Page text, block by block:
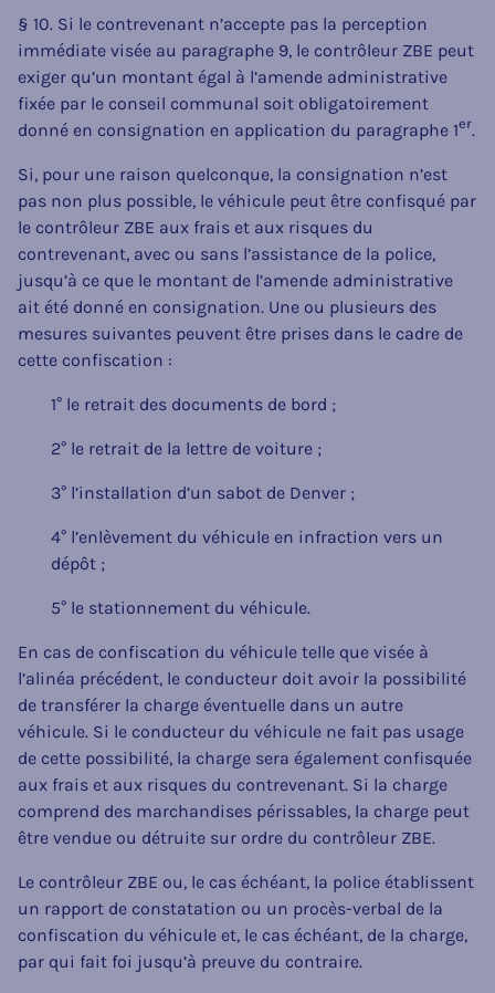
§ 10. Si le contrevenant n’accepte pas la perception
immédiate visée au paragraphe 9, le contrôleur ZBE peut
exiger qu’un montant égal à l’amende administrative
fixée par le conseil communal soit obligatoirement
donné en consignation en application du paragraphe 1er.
Si, pour une raison quelconque, la consignation n’est
pas non plus possible, le véhicule peut être confisqué par
le contrôleur ZBE aux frais et aux risques du
contrevenant, avec ou sans l’assistance de la police,
jusqu’à ce que le montant de l’amende administrative
ait été donné en consignation. Une ou plusieurs des
mesures suivantes peuvent être prises dans le cadre de
cette confiscation :
1° le retrait des documents de bord ;
2° le retrait de la lettre de voiture ;
3° l’installation d’un sabot de Denver ;
4° l’enlèvement du véhicule en infraction vers un
dépôt ;
5° le stationnement du véhicule.
En cas de confiscation du véhicule telle que visée à
l’alinéa précédent, le conducteur doit avoir la possibilité
de transférer la charge éventuelle dans un autre
véhicule. Si le conducteur du véhicule ne fait pas usage
de cette possibilité, la charge sera également confisquée
aux frais et aux risques du contrevenant. Si la charge
comprend des marchandises périssables, la charge peut
être vendue ou détruite sur ordre du contrôleur ZBE.
Le contrôleur ZBE ou, le cas échéant, la police établissent
un rapport de constatation ou un procès-verbal de la
confiscation du véhicule et, le cas échéant, de la charge,
par qui fait foi jusqu’à preuve du contraire.